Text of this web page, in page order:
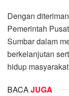
Dengan
Pemerintah
Sumbar dalam
berkelanjutan
hidup
BACAJUGA